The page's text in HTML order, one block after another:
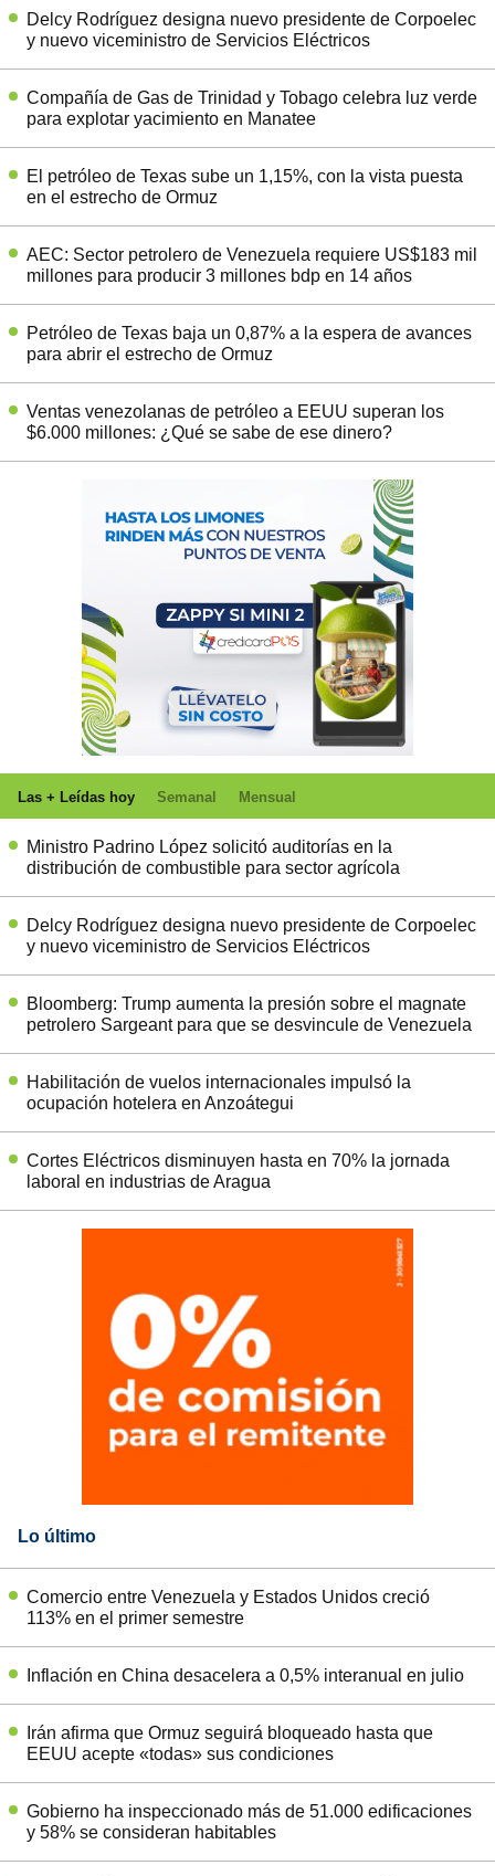
Delcy Rodríguez designa nuevo presidente de Corpoelec
y nuevo viceministro de Servicios Eléctricos
Compañía de Gas de Trinidad y Tobago celebra luz verde
para explotar yacimiento en Manatee
El petróleo de Texas sube un 1,15%, con la vista puesta
en el estrecho de Ormuz
AEC: Sector petrolero de Venezuela requiere US$183 mil
millones para producir 3 millones bdp en 14 años
Petróleo de Texas baja un 0,87% a la espera de avances
para abrir el estrecho de Ormuz
Ventas venezolanas de petróleo a EEUU superan los
$6.000 millones: ¿Qué se sabe de ese dinero?
Las + Leídas hoy Semanal Mensual
Ministro Padrino López solicitó auditorías en la
distribución de combustible para sector agrícola
Delcy Rodríguez designa nuevo presidente de Corpoelec
y nuevo viceministro de Servicios Eléctricos
Bloomberg: Trump aumenta la presión sobre el magnate
petrolero Sargeant para que se desvincule de Venezuela
Habilitación de vuelos internacionales impulsó la
ocupación hotelera en Anzoátegui
Cortes Eléctricos disminuyen hasta en 70% la jornada
laboral en industrias de Aragua
Lo último
Comercio entre Venezuela y Estados Unidos creció
113% en el primer semestre
Inflación en China desacelera a 0,5% interanual en julio
Irán afirma que Ormuz seguirá bloqueado hasta que
EEUU acepte «todas» sus condiciones
Gobierno ha inspeccionado más de 51.000 edificaciones
y 58% se consideran habitables